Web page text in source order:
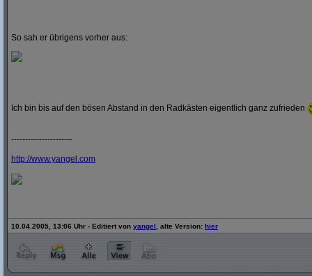
So sah er übrigens vorher aus:
Ich bin bis auf den bösen Abstand in den Radkästen eigentlich ganz zufrieden
----------------------
http://www.yangel.com
10.04.2005, 13:06 Uhr - Editiert von yangel , alte Version: hier